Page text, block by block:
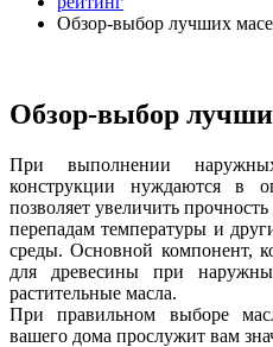
Обзор-выбор лучших
Обзор-выбор
При выполнении
конструкции нуждаются в
позволяет увеличить
перепадам температуры и
среды. Основной компонент,
для древесины при
растительные масла.
При правильном выборе
вашего дома прослужит вам